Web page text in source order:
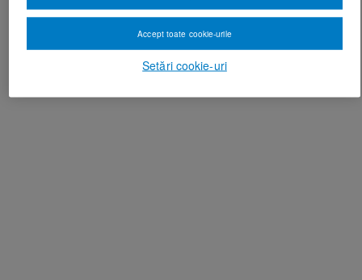
Setări cookie-uri
Accept toate cookie-urile